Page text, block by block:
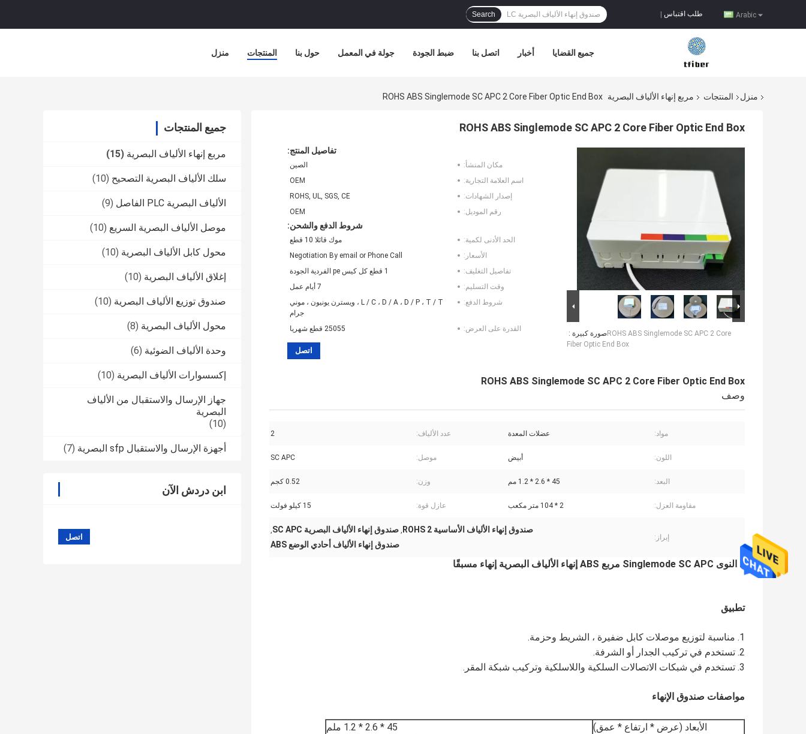
Arabic طلب اقتباس Search
منزل المنتجات حول بنا جولة في المعمل ضبط الجودة اتصل بنا أخبار جميع القضايا
منزل المنتجات مربع إنهاء الألياف البصرية ROHS ABS Singlemode SC APC 2 Core Fiber Optic End Box
جميع المنتجات
مربع إنهاء الألياف البصرية (15)
سلك الألياف البصرية التصحيح (10)
الألياف البصرية PLC الفاصل (9)
موصل الألياف البصرية السريع (10)
محول كابل الألياف البصرية (10)
إغلاق الألياف البصرية (10)
صندوق توزيع الألياف البصرية (10)
محول الألياف البصرية (8)
وحدة الألياف الضوئية (6)
إكسسوارات الألياف البصرية (10)
جهاز الإرسال والاستقبال من الألياف
البصرية
(10)
أجهزة الإرسال والاستقبال sfp البصرية (7)
ابن دردش الآن
ROHS ABS Singlemode SC APC 2 Core Fiber Optic End Box
صورة كبيرة :ROHS ABS Singlemode SC APC 2 Core
Fiber Optic End Box
تفاصيل المنتج:
مكان المنشأ:
الصين
اسم العلامة التجارية:
OEM
إصدار الشهادات:
ROHS, UL, SGS, CE
رقم الموديل:
OEM
شروط الدفع والشحن:
الحد الأدنى لكمية:
موك قائلا 10 قطع
الأسعار:
Negotiation By email or Phone Call
تفاصيل التغليف:
1 قطع كل كيس pe الفردية الجودة
وقت التسليم:
7 أيام عمل
شروط الدفع:
L / C ، D / A ، D / P ، T / T ، ويسترن يونيون ، موني
جرام
القدرة على العرض:
25055 قطع شهريا
اتصل
ROHS ABS Singlemode SC APC 2 Core Fiber Optic End Box
وصف
مواد: عضلات المعدة عدد الألياف: 2
اللون: أبيض موصل: SC APC
البعد: 45 * 2.6 * 1.2 مم وزن: 0.52 كجم
مقاومة العزل: 2 * 104 متر مكعب عازل قوة: 15 كيلو فولت
إبراز:
صندوق إنهاء الألياف الأساسية ROHS 2 , صندوق إنهاء الألياف البصرية SC APC ,
صندوق إنهاء الألياف أحادي الوضع ABS
2 النوى Singlemode SC APC مربع ABS إنهاء الألياف البصرية إنهاء مسبقًا
تطبيق
1. مناسبة لتوزيع موصلات كابل ضفيرة ، الشريط وحزمة.
2. تستخدم في تركيب الجدار أو الشرفة.
3. تستخدم في شبكات الاتصالات السلكية واللاسلكية وتركيب شبكة المقر.
مواصفات صندوق الإنهاء
الأبعاد (عرض * ارتفاع * عمق)
45 * 2.6 * 1.2 ملم